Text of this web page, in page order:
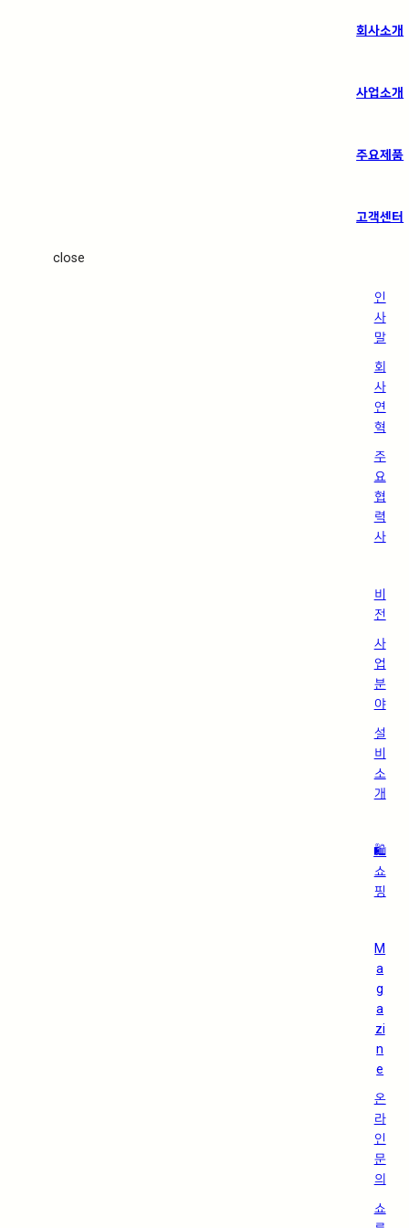
회사소개
사업소개
주요제품
고객센터
close
인
사
말
회
사
연
혁
주
요
협
력
사
비
전
사
업
분
야
설
비
소
개
🛍️
쇼
핑
M
a
g
a
zi
n
e
온
라
인
문
의
쇼